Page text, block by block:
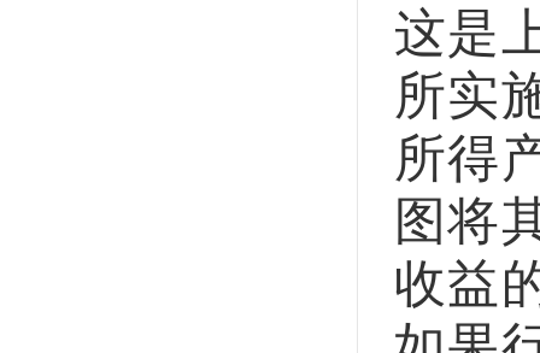
这是
所实
所得
图将
收益